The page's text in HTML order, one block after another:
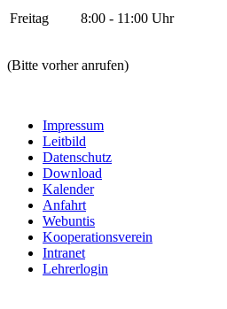
Freitag 8:00 - 11:00 Uhr
(Bitte vorher anrufen)
Impressum
Leitbild
Datenschutz
Download
Kalender
Anfahrt
Webuntis
Kooperationsverein
Intranet
Lehrerlogin